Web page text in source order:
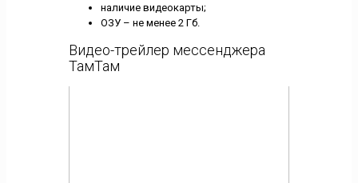
наличие видеокарты;
ОЗУ – не менее 2 Гб.
Видео-трейлер мессенджера
ТамТам